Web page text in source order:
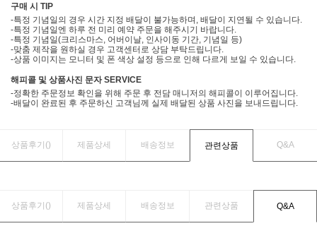
구매 시 TIP
-특정 기념일의 경우 시간 지정 배달이 불가능하며, 배달이 지연될 수 있습니다.
-특정 기념일엔 하루 전 미리 예약 주문을 해주시기 바랍니다.
-특정 기념일(크리스마스, 어버이날, 인사이동 기간, 기념일 등)
-맞춤 제작을 원하실 경우 고객센터로 상담 부탁드립니다.
-상품 이미지는 모니터 및 폰 색상 설정 등으로 인해 다르게 보일 수 있습니다.
해피콜 및 상품사진 문자 SERVICE
-정확한 주문정보 확인을 위해 주문 후 전담 매니저의 해피콜이 이루어집니다.
-배달이 완료된 후 주문하신 고객님께 실제 배달된 상품 사진을 보내드립니다.
상품후기() 제품상세 배송정보 관련상품 Q&A
상품후기() 제품상세 배송정보 관련상품 Q&A